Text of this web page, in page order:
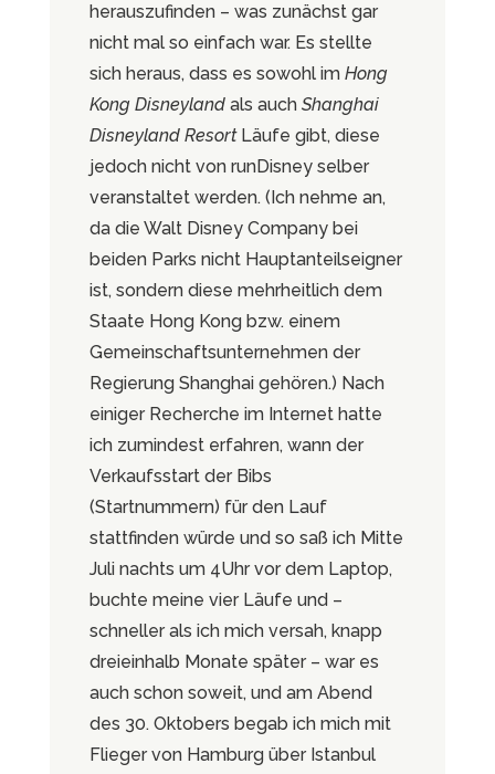
herauszufinden – was zunächst gar
nicht mal so einfach war. Es stellte
sich heraus, dass es sowohl im Hong
Kong Disneylandals auch Shanghai
Disneyland ResortLäufe gibt, diese
jedoch nicht von runDisney selber
veranstaltet werden. (Ich nehme an,
da die Walt Disney Company bei
beiden Parks nicht Hauptanteilseigner
ist, sondern diese mehrheitlich dem
Staate Hong Kong bzw. einem
Gemeinschaftsunternehmen der
Regierung Shanghai gehören.) Nach
einiger Recherche im Internet hatte
ich zumindest erfahren, wann der
Verkaufsstart der Bibs
(Startnummern) für den Lauf
stattfinden würde und so saß ich Mitte
Juli nachts um 4Uhr vor dem Laptop,
buchte meine vier Läufe und –
schneller als ich mich versah, knapp
dreieinhalb Monate später – war es
auch schon soweit, und am Abend
des 30. Oktobers begab ich mich mit
Flieger von Hamburg über Istanbul